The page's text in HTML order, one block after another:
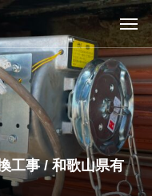
工事 / 和歌山県有